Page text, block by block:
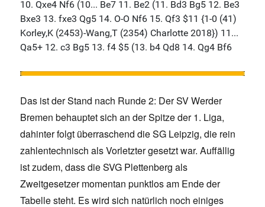
Das ist der Stand nach Runde 2: Der SV Werder
Bremen behauptet sich an der Spitze der 1. Liga,
dahinter folgt überraschend die SG Leipzig, die rein
zahlentechnisch als Vorletzter gesetzt war. Auffällig
ist zudem, dass die SVG Plettenberg als
Zweitgesetzer momentan punktlos am Ende der
Tabelle steht. Es wird sich natürlich noch einiges